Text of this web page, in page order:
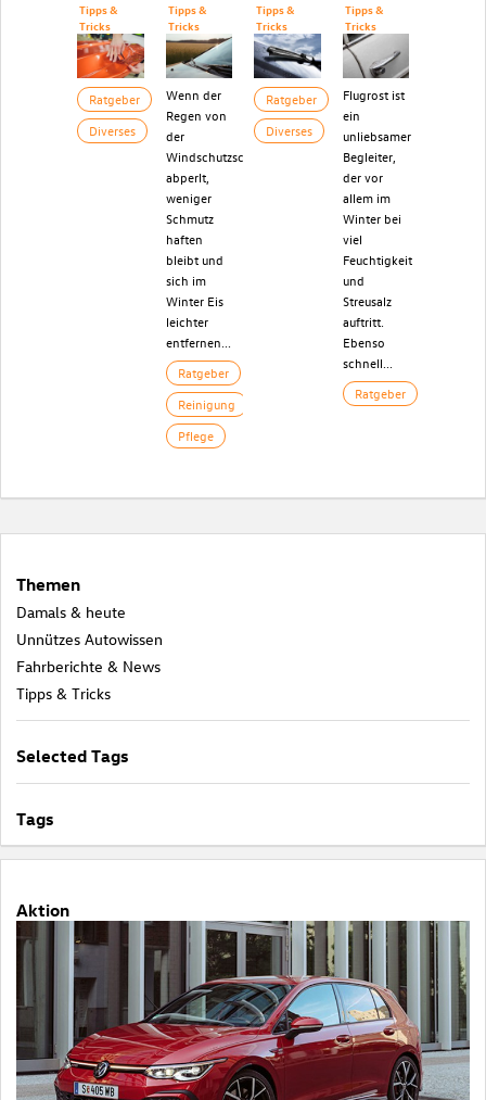
Tipps &
Tricks
Ratgeber
Diverses
Tipps &
Tricks
Wenn der
Regen von
der
Windschutzscheibe
abperlt,
weniger
Schmutz
haften
bleibt und
sich im
Winter Eis
leichter
entfernen...
Ratgeber
Reinigung
Pflege
Tipps &
Tricks
Ratgeber
Diverses
Tipps &
Tricks
Flugrost ist
ein
unliebsamer
Begleiter,
der vor
allem im
Winter bei
viel
Feuchtigkeit
und
Streusalz
auftritt.
Ebenso
schnell...
Ratgeber
Themen
Damals & heute
Unnützes Autowissen
Fahrberichte & News
Tipps & Tricks
Selected Tags
Tags
Aktion